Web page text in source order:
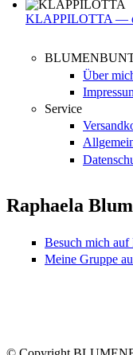
KLAPPILOTTA —
Über
Service
Raphaela
Besuch mich auf
Meine Gruppe